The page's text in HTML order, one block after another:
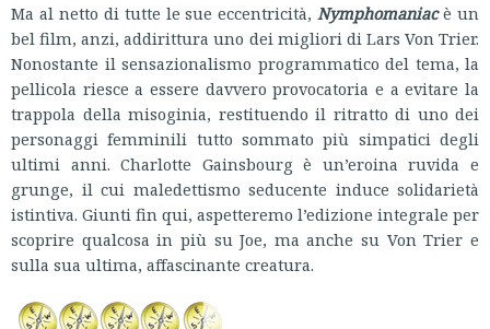
Ma al netto di tutte le sue eccentricità, Nymphomaniacè un
bel film, anzi, addirittura uno dei migliori di Lars Von Trier.
Nonostante il sensazionalismo programmatico del tema, la
pellicola riesce a essere davvero provocatoria e a evitare la
trappola della misoginia, restituendo il ritratto di uno dei
personaggi femminili tutto sommato più simpatici degli
ultimi anni. Charlotte Gainsbourg è un’eroina ruvida e
grunge, il cui maledettismo seducente induce solidarietà
istintiva. Giunti fin qui, aspetteremo l’edizione integrale per
scoprire qualcosa in più su Joe, ma anche su Von Trier e
sulla sua ultima, affascinante creatura.